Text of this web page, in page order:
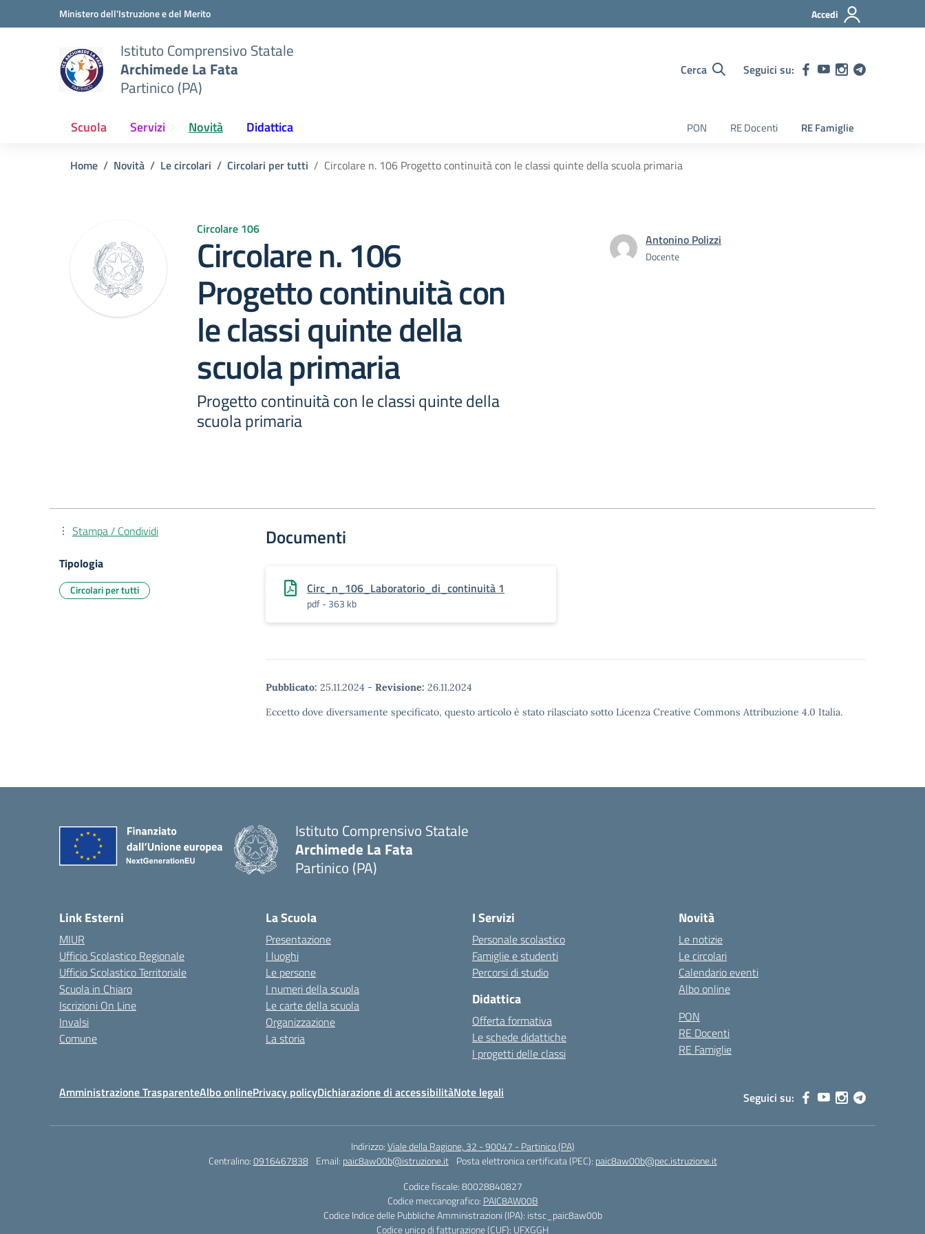
Vai ai contenuti
Vai al menu di navigazioneMinistero dell'Istruzione e del Merito Accedi
Istituto Comprensivo Statale
Archimede La Fata
Partinico (PA)
Cerca Seguici su:
Scuola Servizi Novità Didattica PON RE Docenti RE Famiglie
Home Novità Le circolari Circolari per tutti Circolare n. 106 Progetto continuità con le classi quinte della scuola primaria
Circolare 106
Circolare n. 106
Progetto continuità con
le classi quinte della
scuola primaria
Progetto continuità con le classi quinte della
scuola primaria
Antonino Polizzi
Docente
Documenti
Circ_n_106_Laboratorio_di_continuità 1
pdf - 363 kb
Pubblicato: 25.11.2024 - Revisione: 26.11.2024
Eccetto dove diversamente specificato, questo articolo è stato rilasciato sotto Licenza Creative Commons Attribuzione 4.0 Italia.
Stampa / Condividi
Tipologia
Circolari per tutti
Istituto Comprensivo Statale
Archimede La Fata
Partinico (PA)
Link Esterni
MIUR
Ufficio Scolastico Regionale
Ufficio Scolastico Territoriale
Scuola in Chiaro
Iscrizioni On Line
Invalsi
Comune
La Scuola
Presentazione
I luoghi
Le persone
I numeri della scuola
Le carte della scuola
Organizzazione
La storia
I Servizi
Personale scolastico
Famiglie e studenti
Percorsi di studio
Didattica
Offerta formativa
Le schede didattiche
I progetti delle classi
Novità
Le notizie
Le circolari
Calendario eventi
Albo online
PON
RE Docenti
RE Famiglie
Amministrazione TrasparenteAlbo onlinePrivacy policyDichiarazione di accessibilitàNote legali Seguici su:
Indirizzo:Viale della Ragione, 32 - 90047 - Partinico (PA)
Centralino:0916467838 Email: paic8aw00b@istruzione.it Posta elettronica certificata (PEC): paic8aw00b@pec.istruzione.it
Codice fiscale: 80028840827
Codice meccanografico: PAIC8AW00B
Codice Indice delle Pubbliche Amministrazioni (IPA): istsc_paic8aw00b
Codice unico di fatturazione (CUF): UFXGGH